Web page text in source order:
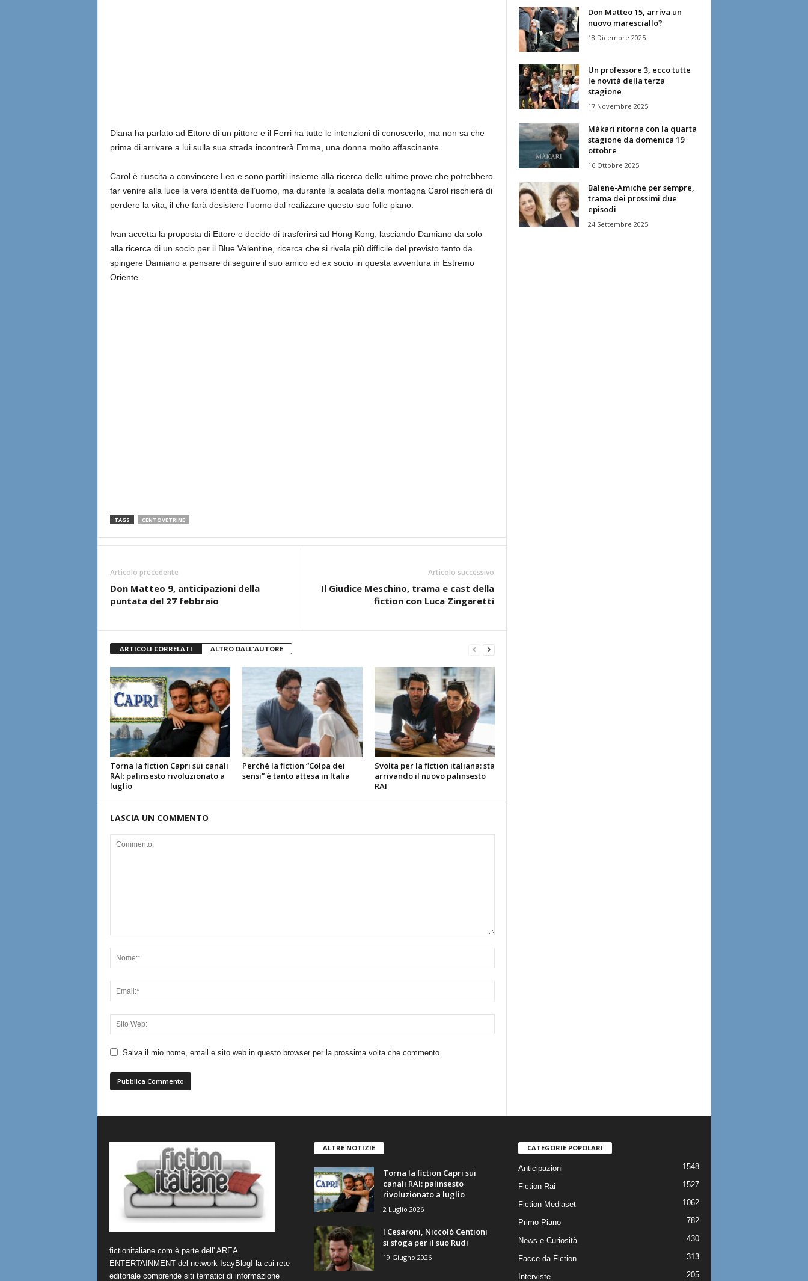
Diana ha parlato ad Ettore di un pittore e il Ferri ha tutte le intenzioni di conoscerlo, ma non sa che
prima di arrivare a lui sulla sua strada incontrerà Emma, una donna molto affascinante.
Carol è riuscita a convincere Leo e sono partiti insieme alla ricerca delle ultime prove che potrebbero
far venire alla luce la vera identità dell’uomo, ma durante la scalata della montagna Carol rischierà di
perdere la vita, il che farà desistere l’uomo dal realizzare questo suo folle piano.
Ivan accetta la proposta di Ettore e decide di trasferirsi ad Hong Kong, lasciando Damiano da solo
alla ricerca di un socio per il Blue Valentine, ricerca che si rivela più difficile del previsto tanto da
spingere Damiano a pensare di seguire il suo amico ed ex socio in questa avventura in Estremo
Oriente.
TAGS CENTOVETRINE
Articolo precedente
Don Matteo 9, anticipazioni della
puntata del 27 febbraio
Articolo successivo
Il Giudice Meschino, trama e cast della
fiction con Luca Zingaretti
ARTICOLI CORRELATI ALTRO DALL'AUTORE
Torna la fiction Capri sui canali
RAI: palinsesto rivoluzionato a
luglio
Perché la fiction “Colpa dei
sensi” è tanto attesa in Italia
Svolta per la fiction italiana: sta
arrivando il nuovo palinsesto
RAI
LASCIA UN COMMENTO
Salva il mio nome, email e sito web in questo browser per la prossima volta che commento.
Don Matteo 15, arriva un
nuovo maresciallo?
18 Dicembre 2025
Un professore 3, ecco tutte
le novità della terza
stagione
17 Novembre 2025
Màkari ritorna con la quarta
stagione da domenica 19
ottobre
16 Ottobre 2025
Balene-Amiche per sempre,
trama dei prossimi due
episodi
24 Settembre 2025
fictionitaliane.com è parte dell' AREA
ENTERTAINMENT del network IsayBlog! la cui rete
editoriale comprende siti tematici di informazione
ALTRE NOTIZIE
Torna la fiction Capri sui
canali RAI: palinsesto
rivoluzionato a luglio
2 Luglio 2026
I Cesaroni, Niccolò Centioni
si sfoga per il suo Rudi
19 Giugno 2026
CATEGORIE POPOLARI
Anticipazioni 1548
Fiction Rai 1527
Fiction Mediaset 1062
Primo Piano 782
News e Curiosità 430
Facce da Fiction 313
Interviste 205